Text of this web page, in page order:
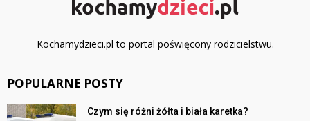
Kochamydzieci.pl to portal poświęcony rodzicielstwu.
POPULARNE POSTY
Czym się różni żółta i biała karetka?